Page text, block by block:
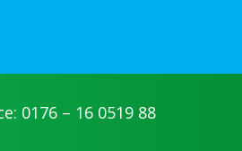
0176 – 16 0519 88